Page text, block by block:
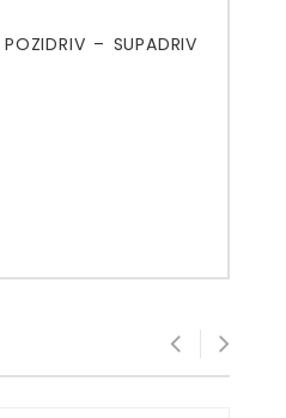
– SUPADRIV